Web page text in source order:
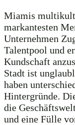
Miamis
markantesten
Unternehmen
Talentpool und
Kundschaft
Stadt ist
haben
Hintergründe.
die
und eine Fülle